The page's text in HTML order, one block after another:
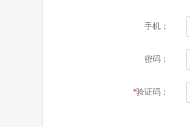
手机：
密码：
*验证码：